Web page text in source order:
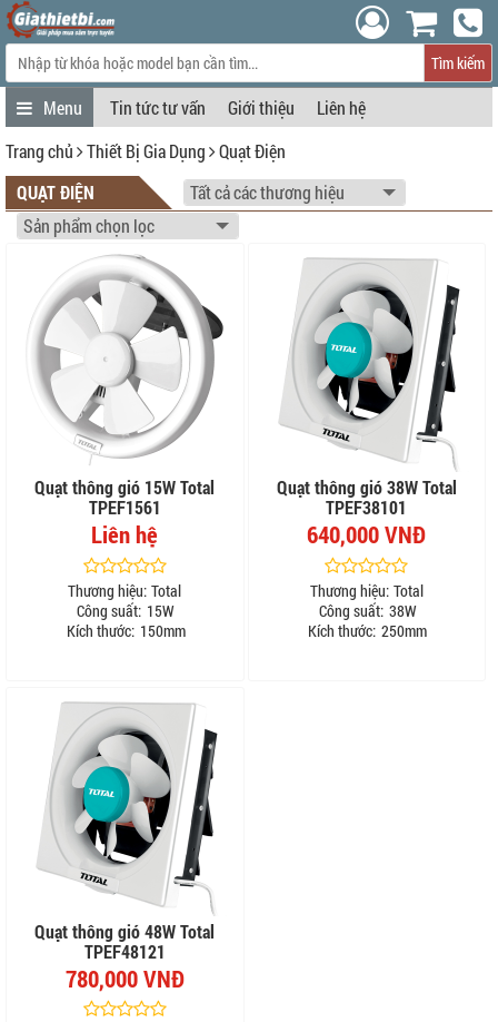
Tìm kiếm
Tin tức tư vấn Giới thiệu
Liên hệ
Trang chủ
Thiết Bị Gia Dụng
Quạt Điện
QUẠT ĐIỆN
Quạt thông gió 15W Total
TPEF1561
Liên hệ
Thương hiệu: Total
Công suất: 15W
Kích thước: 150mm
Quạt thông gió 38W Total
TPEF38101
640,000 VNĐ
Thương hiệu: Total
Công suất: 38W
Kích thước: 250mm
Quạt thông gió 48W Total
TPEF48121
780,000 VNĐ